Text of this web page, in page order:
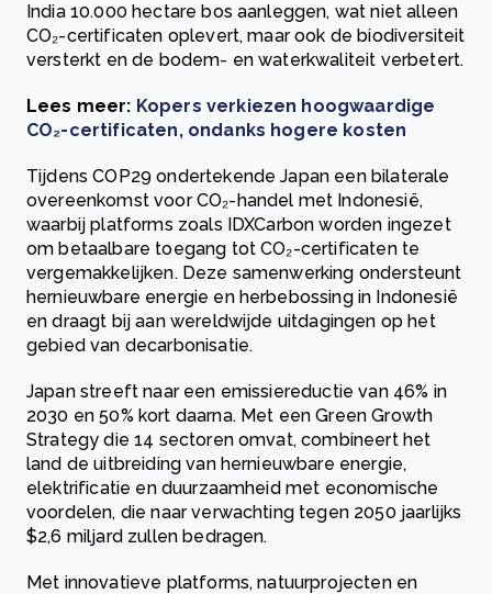
India 10.000 hectare bos aanleggen, wat niet alleen
CO₂-certificaten oplevert, maar ook de biodiversiteit
versterkt en de bodem- en waterkwaliteit verbetert.
Lees meer: Kopers verkiezen hoogwaardige
CO₂-certificaten, ondanks hogere kosten
Tijdens COP29 ondertekende Japan een bilaterale
overeenkomst voor CO₂-handel met Indonesië,
waarbij platforms zoals IDXCarbon worden ingezet
om betaalbare toegang tot CO₂-certificaten te
vergemakkelijken. Deze samenwerking ondersteunt
hernieuwbare energie en herbebossing in Indonesië
en draagt bij aan wereldwijde uitdagingen op het
gebied van decarbonisatie.
Japan streeft naar een emissiereductie van 46% in
2030 en 50% kort daarna. Met een Green Growth
Strategy die 14 sectoren omvat, combineert het
land de uitbreiding van hernieuwbare energie,
elektrificatie en duurzaamheid met economische
voordelen, die naar verwachting tegen 2050 jaarlijks
$2,6 miljard zullen bedragen.
Met innovatieve platforms, natuurprojecten en